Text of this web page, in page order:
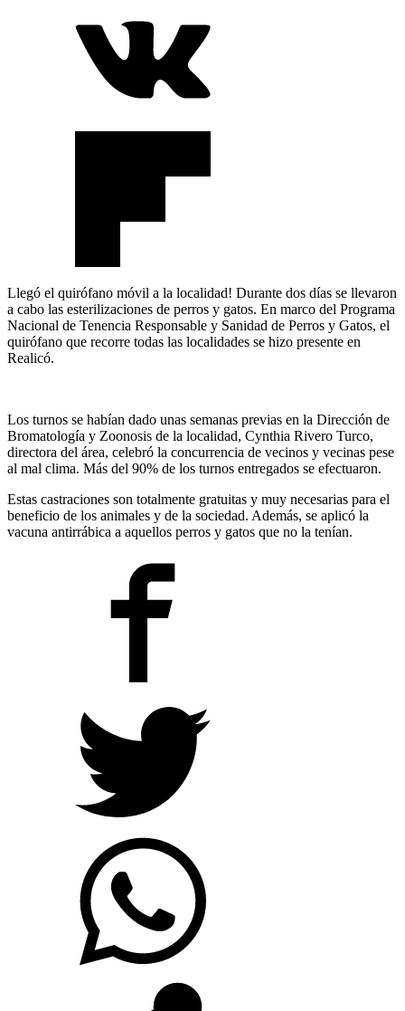
Llegó el quirófano móvil a la localidad! Durante dos días se llevaron
a cabo las esterilizaciones de perros y gatos. En marco del Programa
Nacional de Tenencia Responsable y Sanidad de Perros y Gatos, el
quirófano que recorre todas las localidades se hizo presente en
Realicó.
Los turnos se habían dado unas semanas previas en la Dirección de
Bromatología y Zoonosis de la localidad, Cynthia Rivero Turco,
directora del área, celebró la concurrencia de vecinos y vecinas pese
al mal clima. Más del 90% de los turnos entregados se efectuaron.
Estas castraciones son totalmente gratuitas y muy necesarias para el
beneficio de los animales y de la sociedad. Además, se aplicó la
vacuna antirrábica a aquellos perros y gatos que no la tenían.